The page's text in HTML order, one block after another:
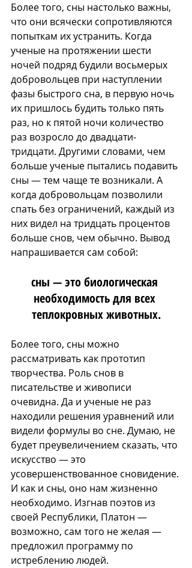
Более того, сны настолько важны,
что они всячески сопротивляются
попыткам их устранить. Когда
ученые на протяжении шести
ночей подряд будили восьмерых
добровольцев при наступлении
фазы быстрого сна, в первую ночь
их пришлось будить только пять
раз, но к пятой ночи количество
раз возросло до двадцати-
тридцати. Другими словами, чем
больше ученые пытались подавить
сны — тем чаще те возникали. А
когда добровольцам позволили
спать без ограничений, каждый из
них видел на тридцать процентов
больше снов, чем обычно. Вывод
напрашивается сам собой:
сны — это биологическая
необходимость для всех
теплокровных животных.
Более того, сны можно
рассматривать как прототип
творчества. Роль снов в
писательстве и живописи
очевидна. Да и ученые не раз
находили решения уравнений или
видели формулы во сне. Думаю, не
будет преувеличением сказать, что
искусство — это
усовершенствованное сновидение.
И как и сны, оно нам жизненно
необходимо. Изгнав поэтов из
своей Республики, Платон —
возможно, сам того не желая —
предложил программу по
истреблению людей.